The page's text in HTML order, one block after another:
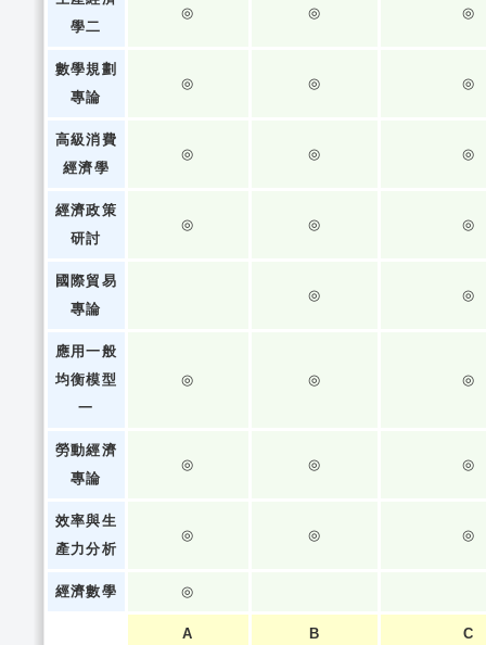
學二
◎ ◎ ◎
數學規劃
專論
◎ ◎ ◎
高級消費
經濟學
◎ ◎ ◎
經濟政策
研討
◎ ◎ ◎
國際貿易
專論
◎ ◎
應用一般
均衡模型
一
◎ ◎ ◎
勞動經濟
專論
◎ ◎ ◎
效率與生
產力分析
◎ ◎ ◎
經濟數學 ◎
A
B
C